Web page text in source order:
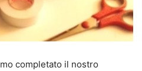
completato il nostro